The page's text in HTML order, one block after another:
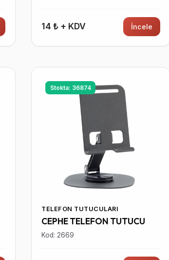
14 ₺ + KDV İncele
Stokta: 36874
TELEFON TUTUCULARI
CEPHE TELEFON TUTUCU
Kod: 2669